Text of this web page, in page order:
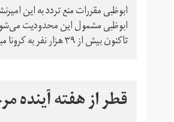
ابوظبی مقررات منع تردد به این
ابوظبی مشمول این محدودیت
تاکنون بیش از ۳۹ هزار نفر به کرونا مبتلا شده‌اند و ۲۸۱ نفر در اثر ابتلا به آن جان باخته‌اند
قطر از هفته آینده